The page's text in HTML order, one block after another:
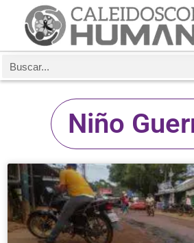
Niño